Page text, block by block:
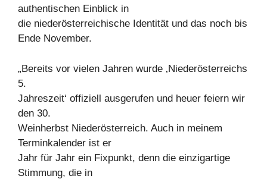
authentischen Einblick in
die niederösterreichische Identität und das noch bis
Ende November.
„Bereits vor vielen Jahren wurde ‚Niederösterreichs
5.
Jahreszeit‘ offiziell ausgerufen und heuer feiern wir
den 30.
Weinherbst Niederösterreich. Auch in meinem
Terminkalender ist er
Jahr für Jahr ein Fixpunkt, denn die einzigartige
Stimmung, die in